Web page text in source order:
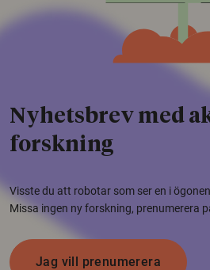
Nyhetsbrev med
forskning
Visste du att robotar som ser en i
Missa ingen ny forskning, prenumerera
Jag vill prenumerera